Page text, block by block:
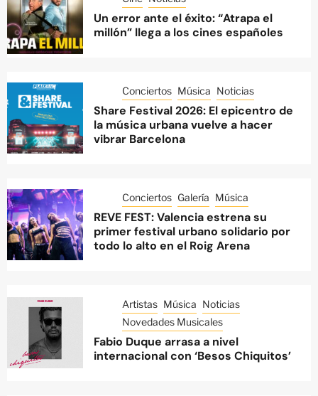
Un error ante el éxito: “Atrapa el
millón” llega a los cines españoles
Conciertos Música Noticias
Share Festival 2026: El epicentro de
la música urbana vuelve a hacer
vibrar Barcelona
Conciertos Galería Música
REVE FEST: Valencia estrena su
primer festival urbano solidario por
todo lo alto en el Roig Arena
Artistas Música Noticias
Novedades Musicales
Fabio Duque arrasa a nivel
internacional con ‘Besos Chiquitos’